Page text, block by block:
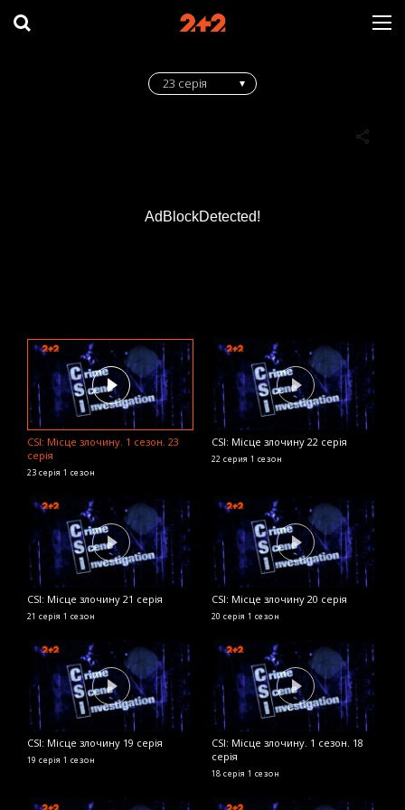
AdBlockDetected!
23 серія
CSI: Місце злочину. 1 сезон. 23
серія
23 серія 1 сезон
CSI: Місце злочину 22 серія
22 серия 1 сезон
CSI: Місце злочину 21 серія
21 серія 1 сезон
CSI: Місце злочину 20 серія
20 серія 1 сезон
CSI: Місце злочину 19 серія
19 серія 1 сезон
CSI: Місце злочину. 1 сезон. 18
серія
18 серія 1 сезон